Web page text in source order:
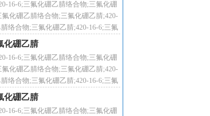
16-6;三氟化硼乙腈络合物;三氟化硼
化硼乙腈络合物;三氟化硼乙腈;420-
络合物;三氟化硼乙腈;420-16-6;三氟
化硼乙腈
16-6;三氟化硼乙腈络合物;三氟化硼
化硼乙腈络合物;三氟化硼乙腈;420-
络合物;三氟化硼乙腈;420-16-6;三氟
化硼乙腈
16-6;三氟化硼乙腈络合物;三氟化硼